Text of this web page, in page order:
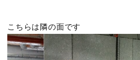
こちらは隣の面です